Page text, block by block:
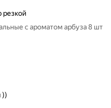
резкой
с ароматом арбуза 8 шт
))